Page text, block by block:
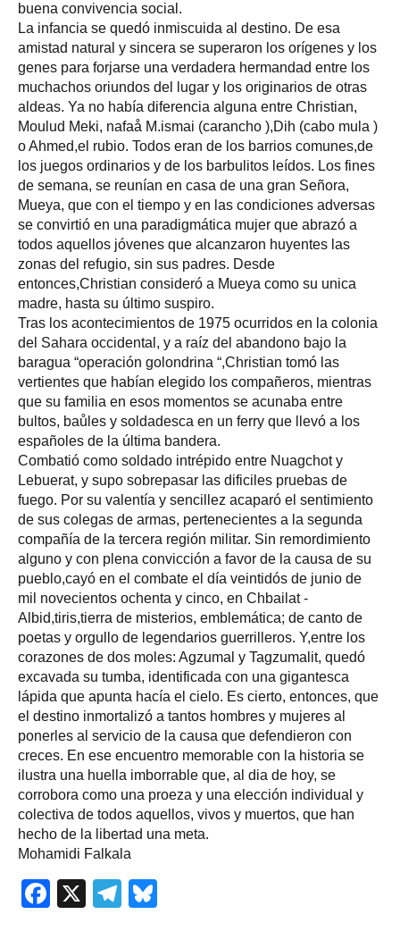
buena convivencia social.
La infancia se quedó inmiscuida al destino. De esa
amistad natural y sincera se superaron los orígenes y los
genes para forjarse una verdadera hermandad entre los
muchachos oriundos del lugar y los originarios de otras
aldeas. Ya no había diferencia alguna entre Christian,
Moulud Meki, nafaå M.ismai (carancho ),Dih (cabo mula )
o Ahmed,el rubio. Todos eran de los barrios comunes,de
los juegos ordinarios y de los barbulitos leídos. Los fines
de semana, se reunían en casa de una gran Señora,
Mueya, que con el tiempo y en las condiciones adversas
se convirtió en una paradigmática mujer que abrazó a
todos aquellos jóvenes que alcanzaron huyentes las
zonas del refugio, sin sus padres. Desde
entonces,Christian consideró a Mueya como su unica
madre, hasta su último suspiro.
Tras los acontecimientos de 1975 ocurridos en la colonia
del Sahara occidental, y a raíz del abandono bajo la
baragua “operación golondrina “,Christian tomó las
vertientes que habían elegido los compañeros, mientras
que su familia en esos momentos se acunaba entre
bultos, baůles y soldadesca en un ferry que llevó a los
españoles de la última bandera.
Combatió como soldado intrépido entre Nuagchot y
Lebuerat, y supo sobrepasar las dificiles pruebas de
fuego. Por su valentía y sencillez acaparó el sentimiento
de sus colegas de armas, pertenecientes a la segunda
compañía de la tercera región militar. Sin remordimiento
alguno y con plena convicción a favor de la causa de su
pueblo,cayó en el combate el día veintidós de junio de
mil novecientos ochenta y cinco, en Chbailat -
Albid,tiris,tierra de misterios, emblemática; de canto de
poetas y orgullo de legendarios guerrilleros. Y,entre los
corazones de dos moles: Agzumal y Tagzumalit, quedó
excavada su tumba, identificada con una gigantesca
lápida que apunta hacía el cielo. Es cierto, entonces, que
el destino inmortalizó a tantos hombres y mujeres al
ponerles al servicio de la causa que defendieron con
creces. En ese encuentro memorable con la historia se
ilustra una huella imborrable que, al dia de hoy, se
corrobora como una proeza y una elección individual y
colectiva de todos aquellos, vivos y muertos, que han
hecho de la libertad una meta.
Mohamidi Falkala
Facebook
X Telegram